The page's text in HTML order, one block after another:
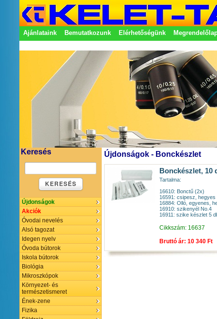
Ajánlataink Bemutatkozunk Elérhetőségünk
Keresés
KERESÉS
Újdonságok
Akciók
Óvodai nevelés
Alsó tagozat
Idegen nyelv
Óvoda bútorok
Iskola bútorok
Biológia
Mikroszkópok
Környezet- és
természetismeret
Ének-zene
Fizika
Újdonságok - Bonckészlet
Bonckészlet, 10
Tartalma:
16610: Bonctű (2x)
16591: csipesz, hegyes
16884: Olló, egyenes,
16910: szikenyél No.4
16911: szike készlet 5
Cikkszám: 16637
Bruttó ár: 10 340 Ft